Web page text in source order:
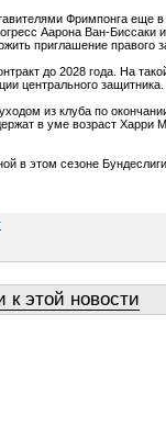
Фримпонга еще в
Аарона Ван-Биссаки
приглашение правого
до 2028 года. На
центрального защитника.
из клуба по
в уме возраст Харри
в этом сезоне
к этой новости